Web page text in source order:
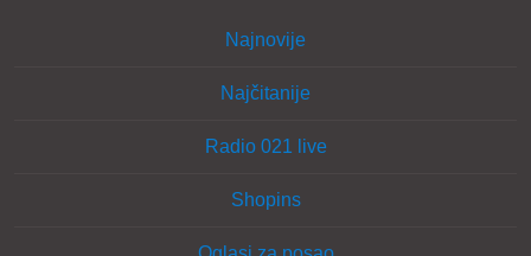
Najnovije
Najčitanije
Radio 021 live
Shopins